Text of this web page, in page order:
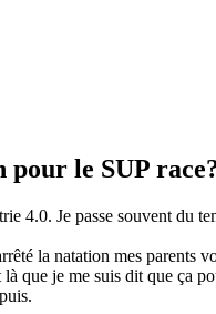
pour le SUP
4.0. Je passe souvent du
la natation mes parents
que je me suis dit que ça